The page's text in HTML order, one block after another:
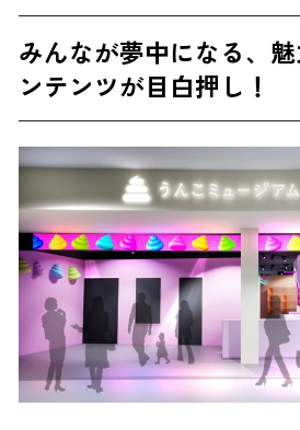
みんなが夢中になる、
ンテンツが目白押し！